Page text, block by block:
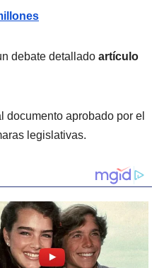
debate detallado artículo
aprobado por el
legislativas.